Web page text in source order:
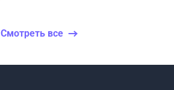
Смотреть все